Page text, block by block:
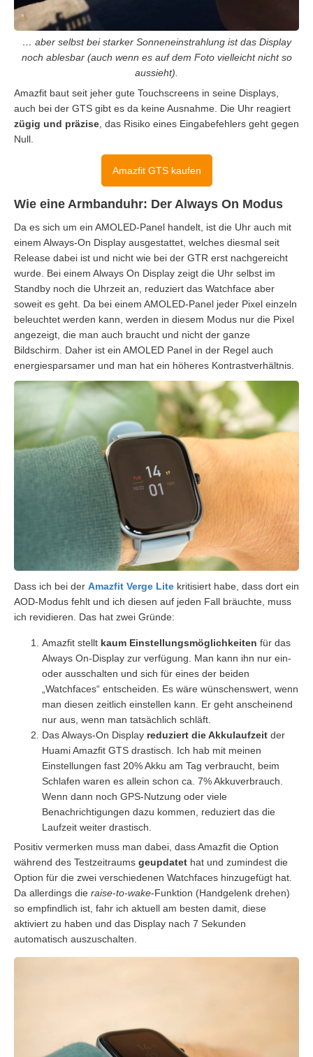
… aber selbst bei starker Sonneneinstrahlung ist das Display
noch ablesbar (auch wenn es auf dem Foto vielleicht nicht so
aussieht).
Amazfit baut seit jeher gute Touchscreens in seine Displays,
auch bei der GTS gibt es da keine Ausnahme. Die Uhr reagiert
zügig und präzise , das Risiko eines Eingabefehlers geht gegen
Null.
Amazfit GTS kaufen
Wie eine Armbanduhr: Der Always On Modus
Da es sich um ein AMOLED-Panel handelt, ist die Uhr auch mit
einem Always-On Display ausgestattet, welches diesmal seit
Release dabei ist und nicht wie bei der GTR erst nachgereicht
wurde. Bei einem Always On Display zeigt die Uhr selbst im
Standby noch die Uhrzeit an, reduziert das Watchface aber
soweit es geht. Da bei einem AMOLED-Panel jeder Pixel einzeln
beleuchtet werden kann, werden in diesem Modus nur die Pixel
angezeigt, die man auch braucht und nicht der ganze
Bildschirm. Daher ist ein AMOLED Panel in der Regel auch
energiesparsamer und man hat ein höheres Kontrastverhältnis.
Dass ich bei der Amazfit Verge Lite kritisiert habe, dass dort ein
AOD-Modus fehlt und ich diesen auf jeden Fall bräuchte, muss
ich revidieren. Das hat zwei Gründe:
Amazfit stellt kaum Einstellungsmöglichkeiten für das
Always On-Display zur verfügung. Man kann ihn nur ein-
oder ausschalten und sich für eines der beiden
„Watchfaces“ entscheiden. Es wäre wünschenswert, wenn
man diesen zeitlich einstellen kann. Er geht anscheinend
nur aus, wenn man tatsächlich schläft.
Das Always-On Display reduziert die Akkulaufzeit der
Huami Amazfit GTS drastisch. Ich hab mit meinen
Einstellungen fast 20% Akku am Tag verbraucht, beim
Schlafen waren es allein schon ca. 7% Akkuverbrauch.
Wenn dann noch GPS-Nutzung oder viele
Benachrichtigungen dazu kommen, reduziert das die
Laufzeit weiter drastisch.
Positiv vermerken muss man dabei, dass Amazfit die Option
während des Testzeitraums geupdatet hat und zumindest die
Option für die zwei verschiedenen Watchfaces hinzugefügt hat.
Da allerdings die raise-to-wake-Funktion (Handgelenk drehen)
so empfindlich ist, fahr ich aktuell am besten damit, diese
aktiviert zu haben und das Display nach 7 Sekunden
automatisch auszuschalten.